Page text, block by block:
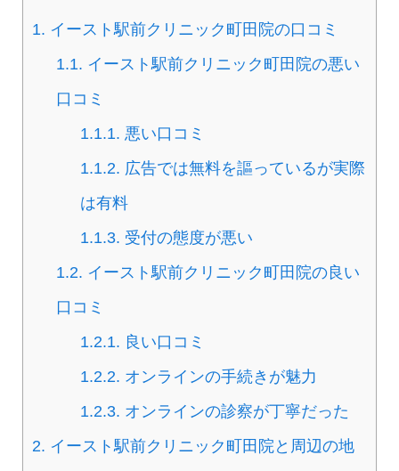
1. イースト駅前クリニック町田院の口コミ
1.1. イースト駅前クリニック町田院の悪い
口コミ
1.1.1. 悪い口コミ
1.1.2. 広告では無料を謳っているが実際
は有料
1.1.3. 受付の態度が悪い
1.2. イースト駅前クリニック町田院の良い
口コミ
1.2.1. 良い口コミ
1.2.2. オンラインの手続きが魅力
1.2.3. オンラインの診察が丁寧だった
2. イースト駅前クリニック町田院と周辺の地